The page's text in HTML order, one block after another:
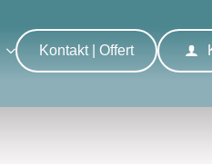
Kontakt | Offert